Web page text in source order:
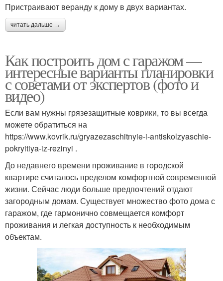
Пристраивают веранду к дому в двух вариантах.
читать дальше →
Как построить дом с гаражом —
интересные варианты планировки
с советами от экспертов (фото и
видео)
Если вам нужны грязезащитные коврики, то вы всегда
можете обратиться на
https://www.kovrik.ru/gryazezaschitnyie-i-antiskolzyaschie-
pokryitiya-iz-rezinyi .
До недавнего времени проживание в городской
квартире считалось пределом комфортной современной
жизни. Сейчас люди больше предпочтений отдают
загородным домам. Существует множество фото дома с
гаражом, где гармонично совмещается комфорт
проживания и легкая доступность к необходимым
объектам.